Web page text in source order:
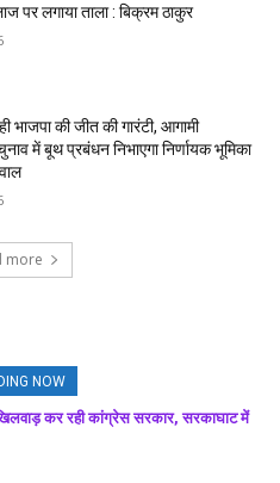
पर लगाया ताला : बिक्रम ठाकुर
भाजपा की जीत की गारंटी, आगामी
में बूथ प्रबंधन निभाएगा निर्णायक भूमिका
more